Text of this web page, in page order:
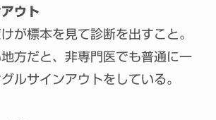
ウト
が標本を見て診断を出すこと。
方だと、非専門医でも普通に一
ルサインアウトをしている。